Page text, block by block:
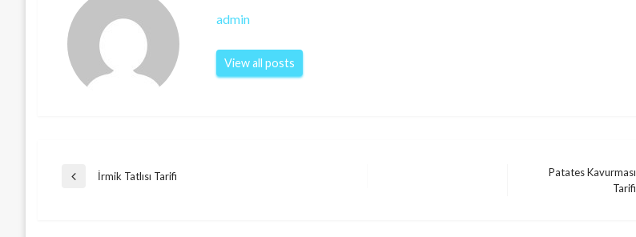
admin
View all posts
Post
Previous
İrmik Tatlısı Tarifi
Patates Kavurması
Tarifi